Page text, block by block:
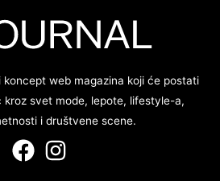
koncept web magazina koji će postati
svet mode, lepote, lifestyle-a,
i društvene scene.